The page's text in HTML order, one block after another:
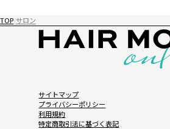
TOP サロン
サイトマップ
プライバシーポリシー
利用規約
特定商取引法に基づく表記